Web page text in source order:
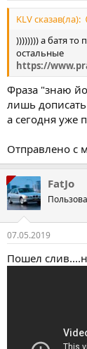
KLV сказав(ла):
)))))))) а батя
остальные
https://
Фраза "знаю
лишь
а сегодня уже
Отправлено с
FatJo
07.05.2019
Пошел